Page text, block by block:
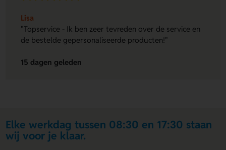
Lisa
"Topservice - Ik ben zeer tevreden over de service en
de bestelde gepersonaliseerde producten!"
15 dagen geleden
Elke werkdag tussen 08:30 en 17:30 staan
wij voor je klaar.